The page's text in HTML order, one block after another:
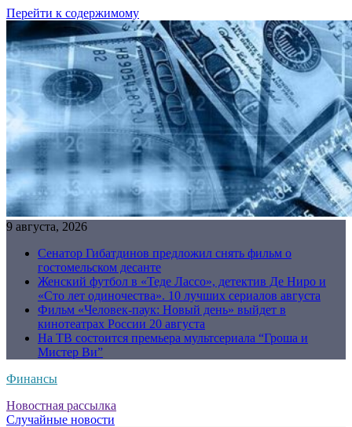
Перейти к содержимому
9 августа, 2026
Сенатор Гибатдинов предложил снять фильм о
гостомельском десанте
Женский футбол в «Теде Лассо», детектив Де Ниро и
«Сто лет одиночества». 10 лучших сериалов августа
Фильм «Человек-паук: Новый день» выйдет в
кинотеатрах России 20 августа
На ТВ состоится премьера мультсериала “Гроша и
Мистер Ви”
Финансы
Новостная рассылка
Случайные новости